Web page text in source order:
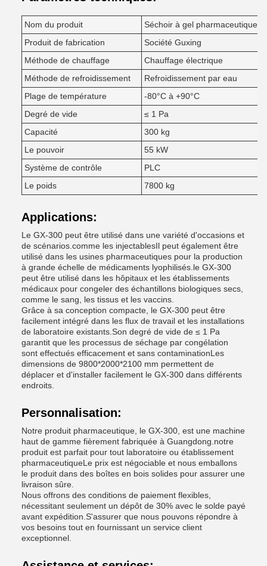
Nom du produit
Séchoir à gel pharmaceutique
Produit de fabrication
Société Guxing
Méthode de chauffage
Chauffage électrique
Méthode de refroidissement
Refroidissement par eau
Plage de température
-80°C à +90°C
Degré de vide
≤ 1 Pa
Capacité
300 kg
Le pouvoir
55 kW
Système de contrôle
PLC
Le poids
7800 kg
Applications:
Le GX-300 peut être utilisé dans une variété d'occasions et
de scénarios.comme les injectablesIl peut également être
utilisé dans les usines pharmaceutiques pour la production
à grande échelle de médicaments lyophilisés.le GX-300
peut être utilisé dans les hôpitaux et les établissements
médicaux pour congeler des échantillons biologiques secs,
comme le sang, les tissus et les vaccins.
Grâce à sa conception compacte, le GX-300 peut être
facilement intégré dans les flux de travail et les installations
de laboratoire existants.Son degré de vide de ≤ 1 Pa
garantit que les processus de séchage par congélation
sont effectués efficacement et sans contaminationLes
dimensions de 9800*2000*2100 mm permettent de
déplacer et d'installer facilement le GX-300 dans différents
endroits.
Personnalisation:
Notre produit pharmaceutique, le GX-300, est une machine
haut de gamme fièrement fabriquée à Guangdong.notre
produit est parfait pour tout laboratoire ou établissement
pharmaceutiqueLe prix est négociable et nous emballons
le produit dans des boîtes en bois solides pour assurer une
livraison sûre.
Nous offrons des conditions de paiement flexibles,
nécessitant seulement un dépôt de 30% avec le solde payé
avant expédition.S'assurer que nous pouvons répondre à
vos besoins tout en fournissant un service client
exceptionnel.